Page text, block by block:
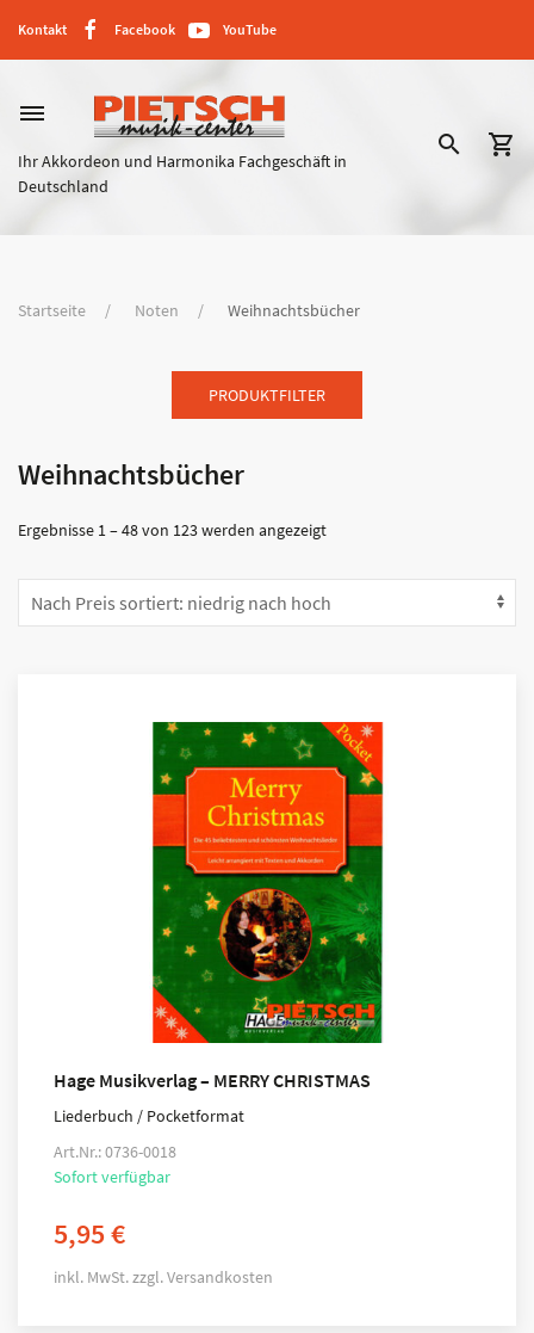
Kontakt Facebook YouTube
dehaze
Ihr Akkordeon und Harmonika Fachgeschäft in
Deutschland
search shopping_cart
Startseite Noten Weihnachtsbücher
PRODUKTFILTER
Weihnachtsbücher
Ergebnisse 1 – 48 von 123 werden angezeigt
Hage Musikverlag – MERRY CHRISTMAS
Liederbuch / Pocketformat
Art.Nr.: 0736-0018
Sofort verfügbar
5,95€
inkl. MwSt. zzgl.Versandkosten